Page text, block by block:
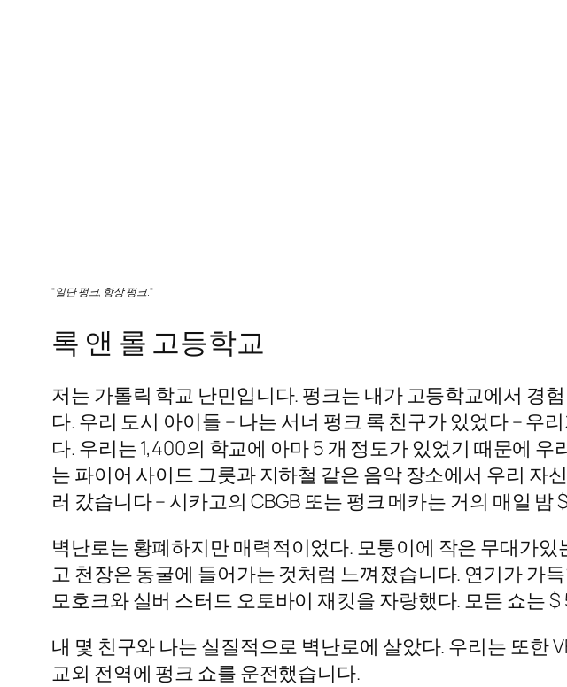
"일단 펑크, 항상 펑크."
록 앤 롤 고등학교
저는 가톨릭 학교 난민입니다. 펑크는 내가 고등학교에서 경
다. 우리 도시 아이들 – 나는 서너 펑크 록 친구가 있었다 – 우
다. 우리는 1,400의 학교에 아마 5 개 정도가 있었기 때문에
는 파이어 사이드 그릇과 지하철 같은 음악 장소에서 우리 자
러 갔습니다 – 시카고의 CBGB 또는 펑크 메카는 거의 매일
벽난로는 황폐하지만 매력적이었다. 모퉁이에 작은 무대가
고 천장은 동굴에 들어가는 것처럼 느껴졌습니다. 연기가 가
모호크와 실버 스터드 오토바이 재킷을 자랑했다. 모든 쇼는
내 몇 친구와 나는 실질적으로 벽난로에 살았다. 우리는 또한
교외 전역에 펑크 쇼를 운전했습니다.